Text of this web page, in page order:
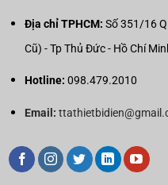
Địa chỉ TPHCM: Số 351/16
Cũ) - Tp Thủ Đức - Hồ Chí
Hotline: 098.479.2010
Email: